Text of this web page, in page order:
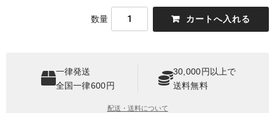
数量
一律発送
全国一律600円
30,000円以上で
送料無料
配送・送料について